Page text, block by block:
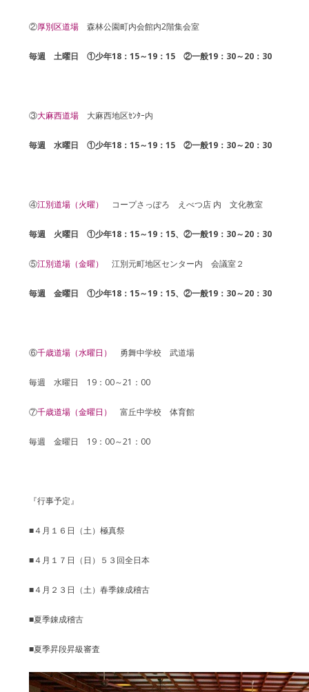
②厚別区道場森林公園町内会館内2階集会室
毎週 土曜日 ①少年18：15～19：15 ②一般19：30～20：30
③大麻西道場大麻西地区ｾﾝﾀｰ内
毎週 水曜日 ①少年18：15～19：15 ②一般19：30～20：30
④江別道場（火曜） コープさっぽろ えべつ店 内 文化教室
毎週 火曜日 ①少年18：15～19：15、②一般19：30～20：30
⑤江別道場（金曜） 江別元町地区センター内 会議室２
毎週 金曜日 ①少年18：15～19：15、②一般19：30～20：30
⑥千歳道場（水曜日） 勇舞中学校 武道場
毎週 水曜日 19：00～21：00
⑦千歳道場（金曜日） ​富丘中学校 体育館
毎週 金曜日 19：00～21：00
『行事予定』
■４月１６日（土）極真祭
■４月１７日（日）５３回全日本
■４月２３日（土）春季錬成稽古
■夏季錬成稽古
■夏季昇段昇級審査